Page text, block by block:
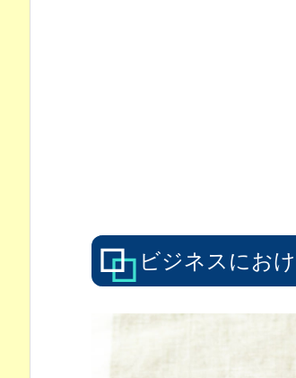
ビジネスにお